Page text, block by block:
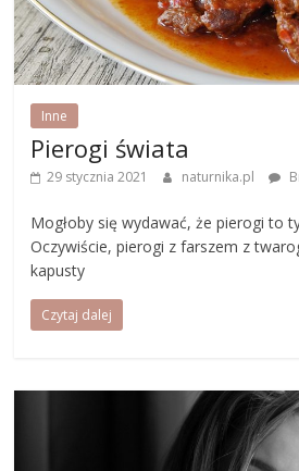
Inne
Pierogi świata
29 stycznia 2021 naturnika.pl
Mogłoby się wydawać, że pierogi to
Oczywiście, pierogi z farszem z
kapusty
Czytaj dalej